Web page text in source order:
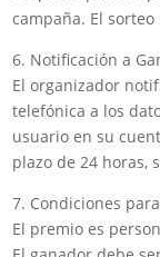
campaña. El
6. Notificación a
El organizador
telefónica a los
usuario en su
plazo de 24 horas,
7. Condiciones
El premio es